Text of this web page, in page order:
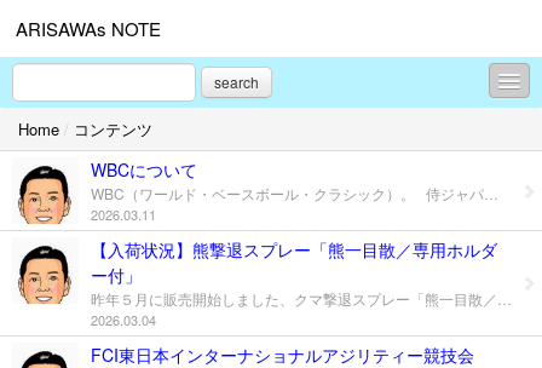
ARISAWAs NOTE
search
コンテンツ
プロフィール
お問合せ
Home / コンテンツ
WBCについて
2026.03.11
【入荷状況】熊撃退スプレー「熊一目散／専用ホルダ
ー付」
2026.03.04
FCI東日本インターナショナルアジリティー競技会